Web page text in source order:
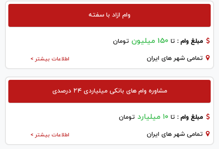
وام ازاد با سفته
مبلغ وام : تا 150 میلیون تومان
اطلاعات بیشتر > تمامی شهر های ایران
مشاوره وام های بانکی میلیاردی ۲۴ درصدی
مبلغ وام : تا ۱۰ میلیارد تومان
اطلاعات بیشتر > تمامی شهر های ایران